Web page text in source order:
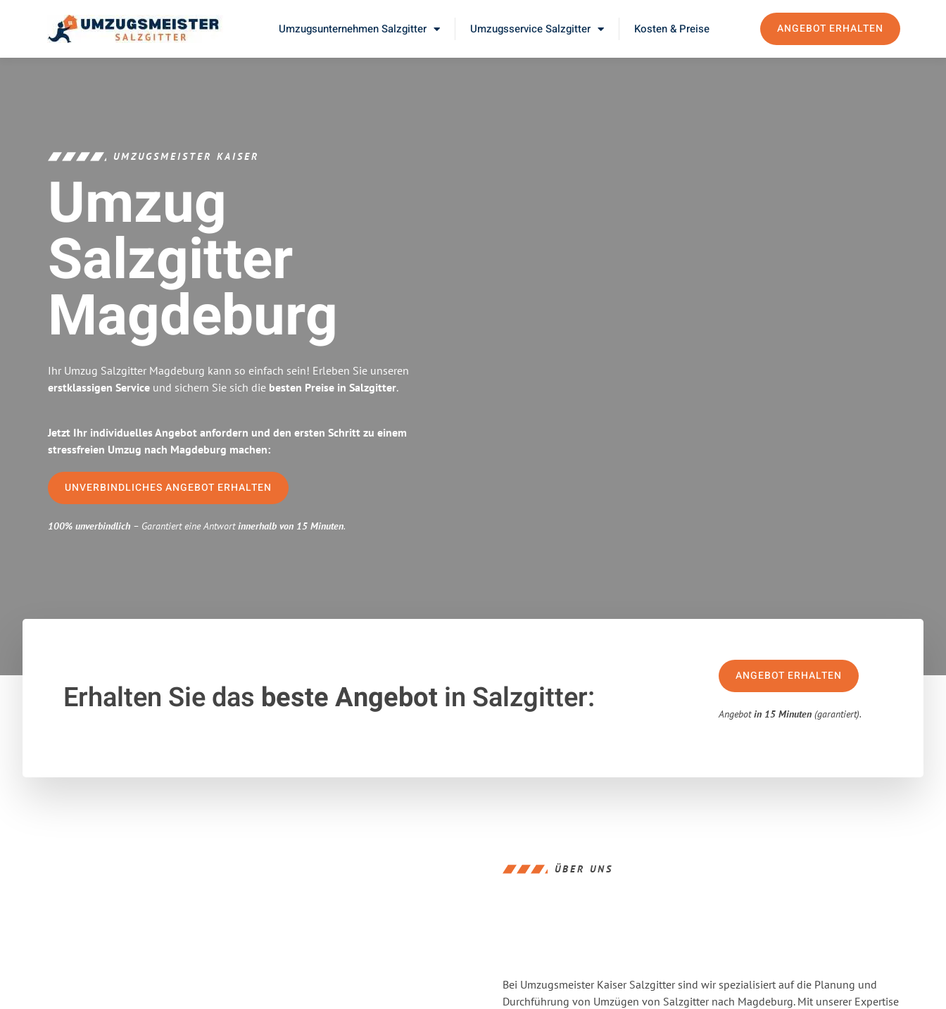
Umzugsunternehmen Salzgitter Umzugsservice Salzgitter Kosten & Preise ANGEBOT ERHALTEN
UMZUGSMEISTER KAISER
Umzug
Salzgitter
Magdeburg
Ihr Umzug Salzgitter Magdeburg kann so einfach sein! Erleben Sie unseren
erstklassigen Service und sichern Sie sich die besten Preise in Salzgitter.
Jetzt Ihr individuelles Angebot anfordern und den ersten Schritt zu einem
stressfreien Umzug nach Magdeburg machen:
UNVERBINDLICHES ANGEBOT ERHALTEN
100% unverbindlich – Garantiert eine Antwortinnerhalb von 15 Minuten.
Erhalten Sie das beste Angebotin Salzgitter:
ANGEBOT ERHALTEN
Angebotin 15 Minuten (garantiert).
ÜBER UNS
Bei Umzugsmeister Kaiser Salzgitter sind wir spezialisiert auf die Planung und
Durchführung von Umzügen von Salzgitter nach Magdeburg. Mit unserer Expertise